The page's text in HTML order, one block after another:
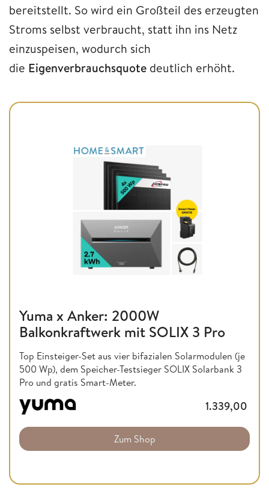
bereitstellt. So wird ein Großteil des erzeugten
Stroms selbst verbraucht, statt ihn ins Netz
einzuspeisen, wodurch sich
die Eigenverbrauchsquote deutlich erhöht.
Yuma x Anker: 2000W
Balkonkraftwerk mit SOLIX 3 Pro
Top Einsteiger-Set aus vier bifazialen Solarmodulen (je
500 Wp), dem Speicher-Testsieger SOLIX Solarbank 3
Pro und gratis Smart-Meter.
1.339,00
Zum Shop